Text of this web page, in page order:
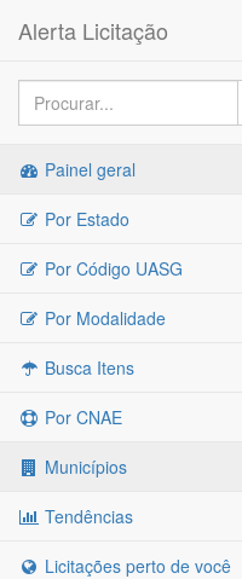
Alerta Licitação
Painel geral
Por Estado
Por Código UASG
Por Modalidade
Busca Itens
Por CNAE
Municípios
Tendências
Licitações perto de você